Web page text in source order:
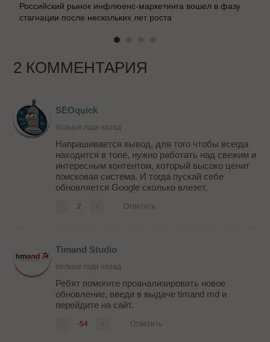
Российский рынок инфлюенс-маркетинга вошел в фазу
стагнации после нескольких лет роста
2 КОММЕНТАРИЯ
SEOquick
больше года назад
Напрашивается вывод, для того чтобы всегда
находится в топе, нужно работать над свежим и
интересным контентом, который высоко ценит
поисковая система. И тогда пускай себе
обновляется Google сколько влезет.
2 Ответить
Timand Studio
больше года назад
Ребят помогите проанализировать новое
обновление, введи в выдаче timand md и
перейдите на сайт.
-54 Ответить